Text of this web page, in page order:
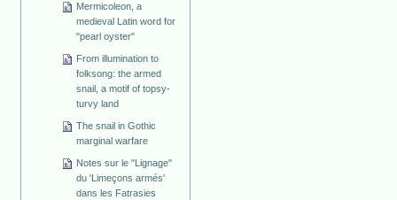
Mermicoleon, a
medieval Latin word for
"pearl oyster"
From illumination to
folksong: the armed
snail, a motif of topsy-
turvy land
The snail in Gothic
marginal warfare
Notes sur le "Lignage"
du 'Limeçons armés'
dans les Fatrasies